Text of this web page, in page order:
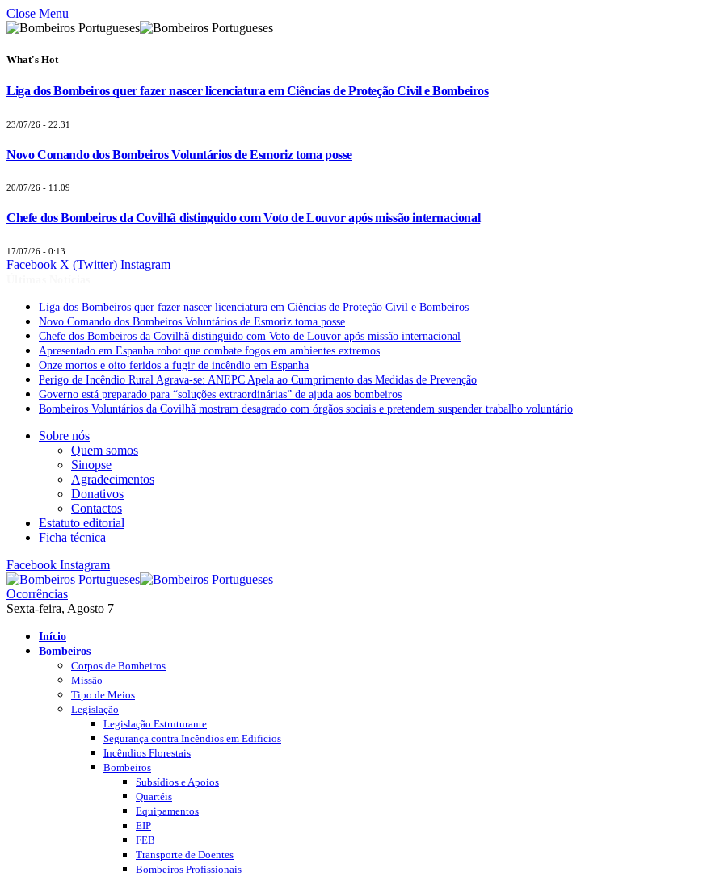
Close Menu
What's Hot
Liga dos Bombeiros quer fazer nascer licenciatura em Ciências de Proteção Civil e Bombeiros
23/07/26 - 22:31
Novo Comando dos Bombeiros Voluntários de Esmoriz toma posse
20/07/26 - 11:09
Chefe dos Bombeiros da Covilhã distinguido com Voto de Louvor após missão internacional
17/07/26 - 0:13
Facebook X (Twitter) Instagram
Liga dos Bombeiros quer fazer nascer licenciatura em Ciências de Proteção Civil e Bombeiros
Novo Comando dos Bombeiros Voluntários de Esmoriz toma posse
Chefe dos Bombeiros da Covilhã distinguido com Voto de Louvor após missão internacional
Apresentado em Espanha robot que combate fogos em ambientes extremos
Onze mortos e oito feridos a fugir de incêndio em Espanha
Perigo de Incêndio Rural Agrava-se: ANEPC Apela ao Cumprimento das Medidas de Prevenção
Governo está preparado para “soluções extraordinárias” de ajuda aos bombeiros
Bombeiros Voluntários da Covilhã mostram desagrado com órgãos sociais e pretendem suspender trabalho voluntário
Sobre nós
Quem somos
Sinopse
Agradecimentos
Donativos
Contactos
Estatuto editorial
Ficha técnica
Facebook Instagram
Ocorrências
Sexta-feira, Agosto 7
Início
Bombeiros
Corpos de Bombeiros
Missão
Tipo de Meios
Legislação
Legislação Estruturante
Segurança contra Incêndios em Edificios
Incêndios Florestais
Bombeiros
Subsídios e Apoios
Quartéis
Equipamentos
EIP
FEB
Transporte de Doentes
Bombeiros Profissionais